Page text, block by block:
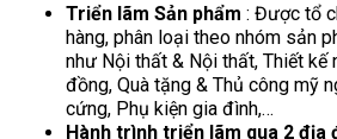
Triển lãm Sản phẩm : Được tổ
hàng, phân loại theo nhóm sản
như Nội thất & Nội thất, Thiết kế
đồng, Quà tặng & Thủ công mỹ
cứng, Phụ kiện gia đình,…
Hành trình triển lãm qua 2 địa